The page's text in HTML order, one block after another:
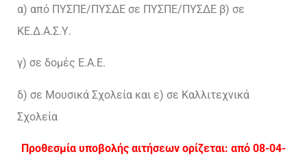
α) από ΠΥΣΠΕ/ΠΥΣΔΕ σε ΠΥΣΠΕ/ΠΥΣΔΕ β) σε
ΚΕ.Δ.Α.Σ.Υ.
γ) σε δομές Ε.Α.Ε.
δ) σε Μουσικά Σχολεία και ε) σε Καλλιτεχνικά
Σχολεία
Προθεσμία υποβολής αιτήσεων ορίζεται: από 08-04-